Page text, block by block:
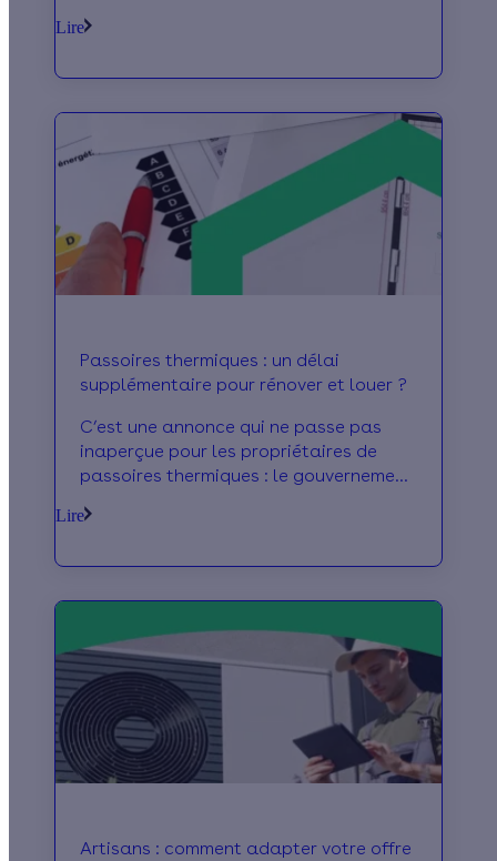
de mai est le meilleur mois pour équiper
photovoltaïque et commencer à
produire votre propre électricité. On
Lire
Passoires thermiques : un délai
supplémentaire pour rénover et louer ?
C’est une annonce qui ne passe pas
inaperçue pour les propriétaires de
passoires thermiques : le gouvernement
logements, s’ils s’engagent à réaliser
Qu'est-ce que cela signifie
concrètement pour les propriétaires ?
Lire
Artisans : comment adapter votre offre